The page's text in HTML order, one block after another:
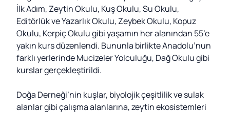
İlk Adım, Zeytin Okulu, Kuş Okulu, Su Okulu,
Editörlük ve Yazarlık Okulu, Zeybek Okulu, Kopuz
Okulu, Kerpiç Okulu gibi yaşamın her alanından 55’e
yakın kurs düzenlendi. Bununla birlikte Anadolu’nun
farklı yerlerinde Mucizeler Yolculuğu, Dağ Okulu gibi
kurslar gerçekleştirildi.
Doğa Derneği’nin kuşlar, biyolojik çeşitlilik ve sulak
alanlar gibi çalışma alanlarına, zeytin ekosistemleri